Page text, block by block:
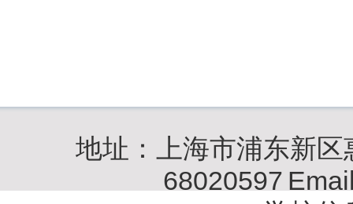
地址：上海市浦东新
68020597